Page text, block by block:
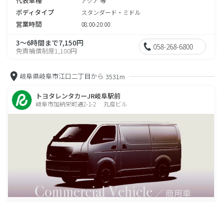
ボディタイプ スタンダード・ミドル
営業時間 08:00-20:00
3～6時間まで7,150円
免責補償制度1,100円 058-268-6800
岐阜県岐阜市江口二丁目から 3531m
トヨタレンタカーJR岐阜駅前
岐阜市加納栄町通2-1-2 丸産ビル